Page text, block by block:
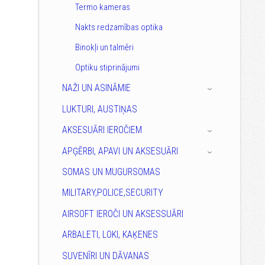
Termo kameras
Nakts redzamības optika
Binokļi un talmēri
Optiku stiprinājumi
NAŽI UN ASINĀMIE ›
LUKTURI, AUSTIŅAS
AKSESUĀRI IEROČIEM
›
APĢĒRBI, APAVI UN AKSESUĀRI ›
SOMAS UN MUGURSOMAS
MILITARY,POLICE,SECURITY
AIRSOFT IEROČI UN AKSESSUĀRI
ARBALETI, LOKI, KAĶENES
SUVENĪRI UN DĀVANAS